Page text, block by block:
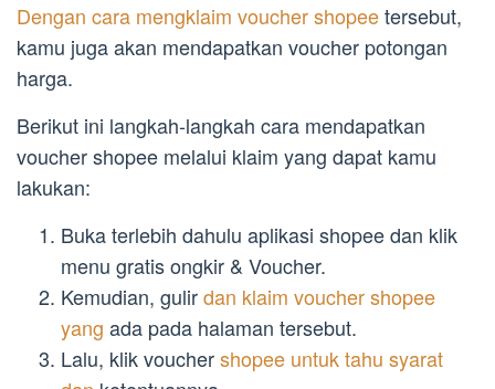
Dengan cara mengklaim voucher shopeetersebut,
kamu juga akan mendapatkan voucher potongan
harga.
Berikut ini langkah-langkah cara mendapatkan
voucher shopee melalui klaim yang dapat kamu
lakukan:
Buka terlebih dahulu aplikasi shopee dan klik
menu gratis ongkir & Voucher.
Kemudian, gulirdan klaim voucher shopee
yang ada pada halaman tersebut.
Lalu, klik vouchershopee untuk tahu syarat